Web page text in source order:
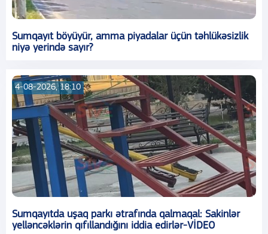
Sumqayıt böyüyür, amma piyadalar üçün təhlükəsizlik
niyə yerində sayır?
4-08-2026, 18:10
Sumqayıtda uşaq parkı ətrafında qalmaqal: Sakinlər
yelləncəklərin qıfıllandığını iddia edirlər-VİDEO